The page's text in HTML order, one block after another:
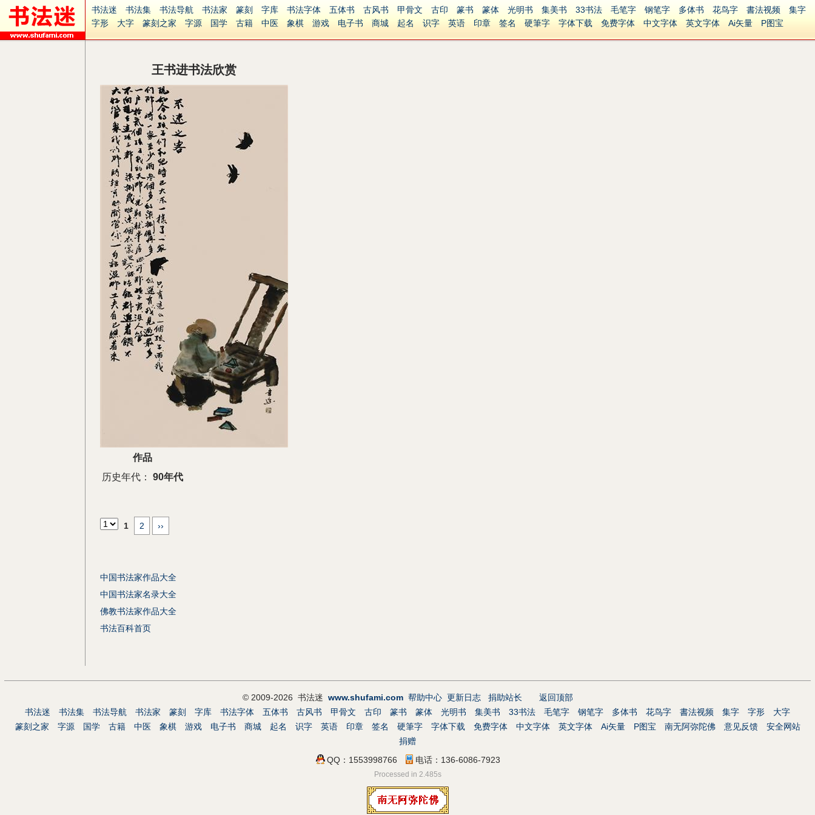
书法迷 书法集 书法导航 书法家 篆刻 字库 书法字体 五体书 古风书 甲骨文 古印 篆书 篆体 光明书 集美书 33书法 毛笔字 钢笔字 多体书 花鸟字 書法视频
集字
字形
大字 篆刻之家 字源 国学 古籍 中医 象棋 游戏 电子书 商城 起名 识字 英语 印章 签名 硬筆字 字体下载 免费字体 中文字体 英文字体 Ai矢量
P图宝
王书进书法欣赏
作品
历史年代：
90年代
1 2 ››
中国书法家作品大全
中国书法家名录大全
佛教书法家作品大全
书法百科首页
© 2009-2026 书法迷 www.shufami.com 帮助中心 更新日志 捐助站长
返回顶部
书法迷
书法集 书法导航 书法家 篆刻 字库 书法字体 五体书 古风书 甲骨文 古印 篆书 篆体 光明书 集美书 33书法 毛笔字 钢笔字 多体书 花鸟字 書法视频 集字 字形
大字
篆刻之家
字源 国学 古籍 中医 象棋 游戏 电子书 商城 起名 识字 英语 印章 签名 硬筆字 字体下载 免费字体 中文字体 英文字体 Ai矢量 P图宝 南无阿弥陀佛 意见反馈
安全网站
捐赠
QQ：1553998766
电话：136-6086-7923
Processed in 2.485s